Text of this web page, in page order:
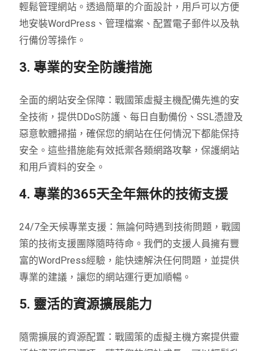
輕鬆管理網站。透過簡單的介面設計，用戶可以方便
地安裝WordPress、管理檔案、配置電子郵件以及執
行備份等操作。
3. 專業的安全防護措施
全面的網站安全保障：戰國策虛擬主機配備先進的安
全技術，提供DDoS防護、每日自動備份、SSL憑證及
惡意軟體掃描，確保您的網站在任何情況下都能保持
安全。這些措施能有效抵禦各類網路攻擊，保護網站
和用戶資料的安全。
4. 專業的365天全年無休的技術支援
24/7全天候專業支援：無論何時遇到技術問題，戰國
策的技術支援團隊隨時待命。我們的支援人員擁有豐
富的WordPress經驗，能快速解決任何問題，並提供
專業的建議，讓您的網站運行更加順暢。
5. 靈活的資源擴展能力
隨需擴展的資源配置：戰國策的虛擬主機方案提供靈